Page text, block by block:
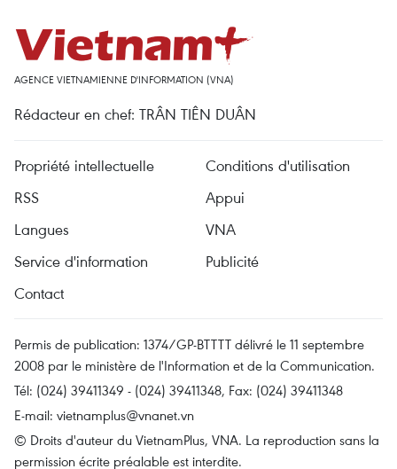
AGENCE VIETNAMIENNE D'INFORMATION (VNA)
Rédacteur en chef: TRÂN TIÊN DUÂN
Propriété intellectuelle
Conditions d'utilisation
RSS
Appui
Langues
VNA
Service d'information
Publicité
Contact
Permis de publication: 1374/GP-BTTTT délivré le 11 septembre
2008 par le ministère de l'Information et de la Communication.
Tél: (024) 39411349 - (024) 39411348, Fax: (024) 39411348
E-mail: vietnamplus@vnanet.vn
© Droits d'auteur du VietnamPlus, VNA. La reproduction sans la
permission écrite préalable est interdite.